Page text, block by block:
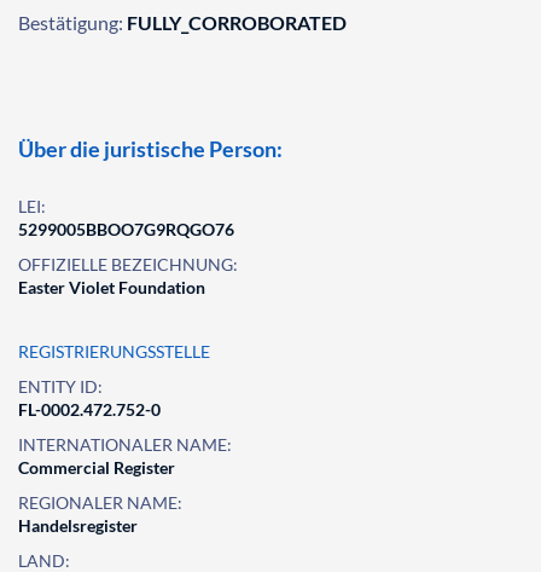
Bestätigung: FULLY_CORROBORATED
Über die juristische Person:
LEI:
5299005BBOO7G9RQGO76
OFFIZIELLE BEZEICHNUNG:
Easter Violet Foundation
REGISTRIERUNGSSTELLE
ENTITY ID:
FL-0002.472.752-0
INTERNATIONALER NAME:
Commercial Register
REGIONALER NAME:
Handelsregister
LAND: